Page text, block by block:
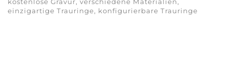
einzigartige Trauringe, konfigurierbare Trauringe